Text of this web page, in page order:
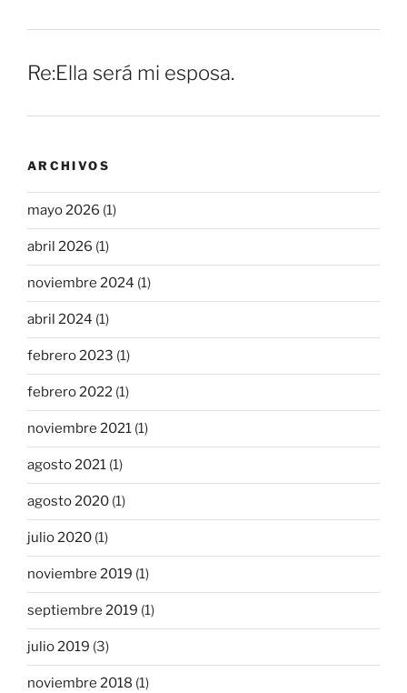
Re:Ella será mi esposa.
ARCHIVOS
mayo 2026 (1)
abril 2026 (1)
noviembre 2024 (1)
abril 2024 (1)
febrero 2023 (1)
febrero 2022 (1)
noviembre 2021 (1)
agosto 2021 (1)
agosto 2020 (1)
julio 2020 (1)
noviembre 2019 (1)
septiembre 2019 (1)
julio 2019 (3)
noviembre 2018 (1)